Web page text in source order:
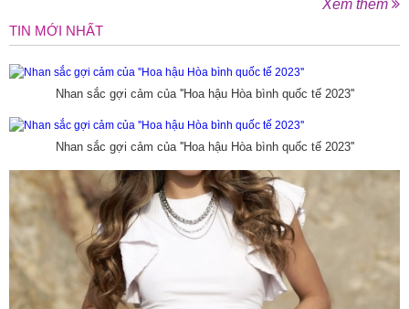
Xem thêm
TIN MỚI NHẤT
Nhan sắc gợi cảm của ''Hoa hậu Hòa bình quốc tế 2023''
Nhan sắc gợi cảm của ''Hoa hậu Hòa bình quốc tế 2023''